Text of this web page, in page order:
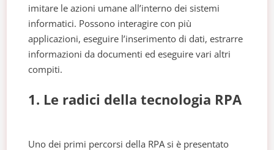
imitare le azioni umane all’interno dei sistemi
informatici. Possono interagire con più
applicazioni, eseguire l’inserimento di dati, estrarre
informazioni da documenti ed eseguire vari altri
compiti.
1. Le radici della tecnologia RPA
Uno dei primi percorsi della RPA si è presentato